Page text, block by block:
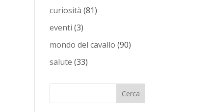
curiosità (81)
eventi (3)
mondo del cavallo (90)
salute (33)
Cerca